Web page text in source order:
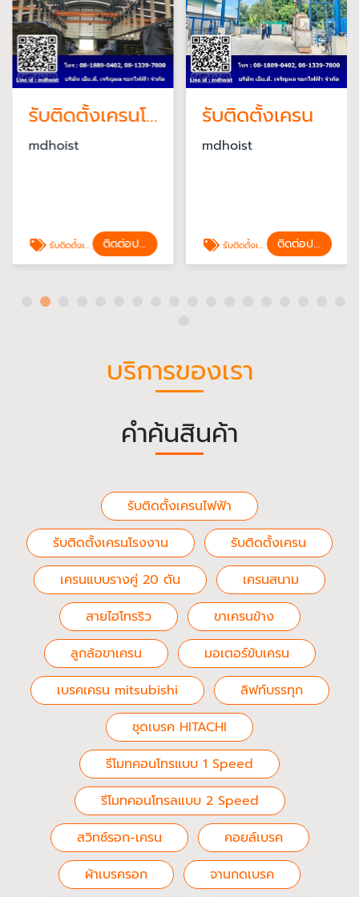
รับติดตั้งเครนโรงงาน
mdhoist
รับติดตั้งเครนโรงงาน ติดต่อประเมินราคา
รับติดตั้งเครน
mdhoist
รับติดตั้งเครน ติดต่อประเมินราคา
บริการของเรา
คำค้นสินค้า
รับติดตั้งเครนไฟฟ้า
รับติดตั้งเครนโรงงาน
รับติดตั้งเครน
เครนแบบรางคู่ 20 ตัน
เครนสนาม
สายไฮโทรริว
ขาเครนข้าง
ลูกล้อขาเครน
มอเตอร์ขับเครน
เบรคเครน mitsubishi
ลิฟท์บรรทุก
ชุดเบรค HITACHI
รีโมทคอนโทรแบบ 1 Speed
รีโมทคอนโทรลแบบ 2 Speed
สวิทช์รอก-เครน
คอยล์เบรค
ผ้าเบรครอก
จานกดเบรค